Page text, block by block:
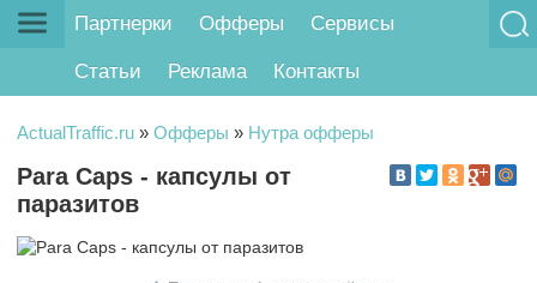
Партнерки Офферы Сервисы
Статьи Реклама Контакты
ActualTraffic.ru » Офферы » Нутра офферы
Para Caps - капсулы от
паразитов